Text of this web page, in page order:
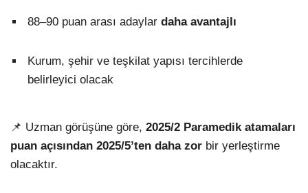
88–90 puan arası adaylar daha avantajlı
Kurum, şehir ve teşkilat yapısı tercihlerde
belirleyici olacak
📌 Uzman görüşüne göre, 2025/2 Paramedik atamaları
puan açısından 2025/5’ten daha zor bir yerleştirme
olacaktır.